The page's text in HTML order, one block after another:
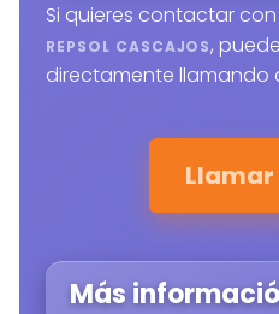
Si quieres contactar con
REPSOL CASCAJOS,
directamente llamando
Más